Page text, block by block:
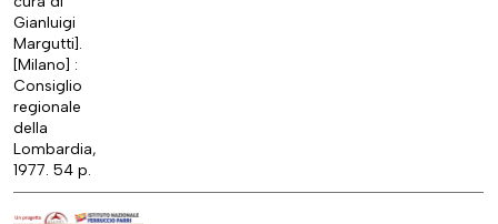
Gianluigi
Margutti].
[Milano] :
Consiglio
regionale
della
Lombardia,
1977. 54 p.